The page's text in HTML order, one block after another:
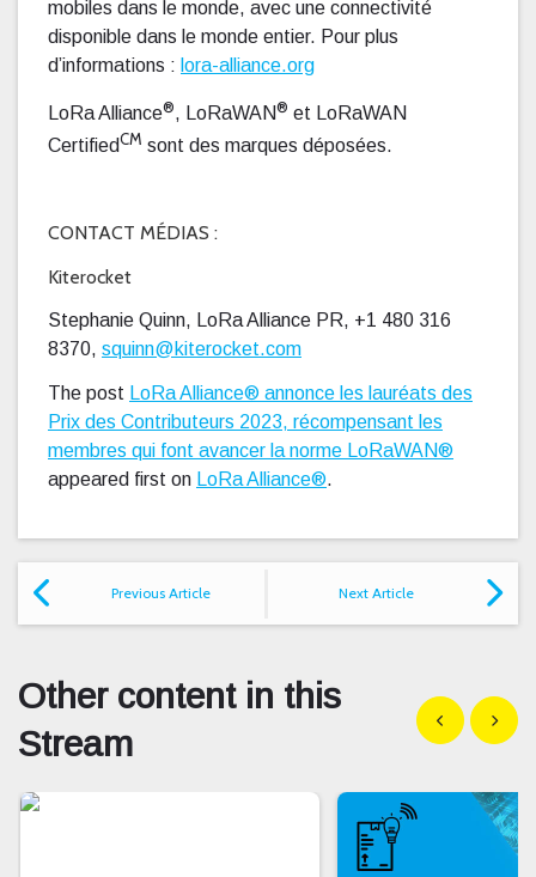
mobiles dans le monde, avec une connectivité
disponible dans le monde entier. Pour plus
d’informations : lora-alliance.org
LoRa Alliance®, LoRaWAN® et LoRaWAN
CertifiedCM sont des marques déposées.
CONTACT MÉDIAS :
Kiterocket
Stephanie Quinn, LoRa Alliance PR, +1 480 316
8370, squinn@kiterocket.com
The post LoRa Alliance® annonce les lauréats des
Prix des Contributeurs 2023, récompensant les
membres qui font avancer la norme LoRaWAN®
appeared first on LoRa Alliance®.
Previous Article Next Article
Other content in this
Stream
Show previous
Show